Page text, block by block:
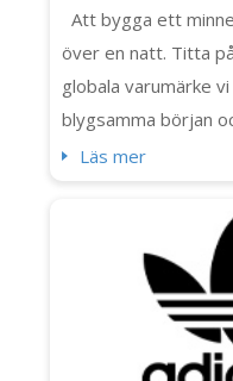
Att bygga ett
över en natt. Titta
globala varumärke
blygsamma början
Adidas utvecklades,
det har förändrats
artikeln. Låt oss ta
utvecklats sedan...
Läs mer